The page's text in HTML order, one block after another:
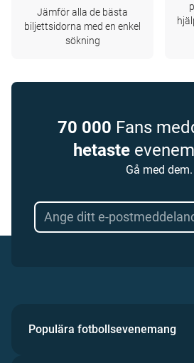
Jämför alla de bästa
biljettsidorna med en enkel
sökning
70 000 Fans
hetaste
Gå med dem.
Populära fotbollsevenemang